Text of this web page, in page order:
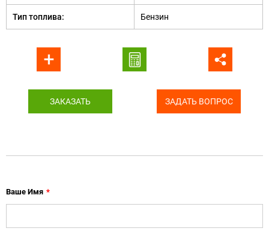
Тип топлива: Бензин
ЗАКАЗАТЬ ЗАДАТЬ ВОПРОС
Ваше Имя *